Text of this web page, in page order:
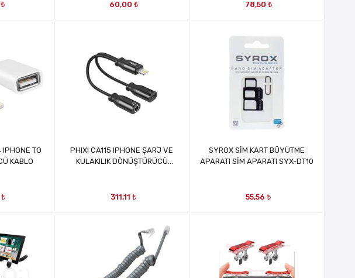
60,00 ₺ 78,50 ₺
TO
KABLO
PHIXI CA115 IPHONE ŞARJ VE
KULAKILIK DÖNÜŞTÜRÜCÜ
311,11 ₺
SYROX SİM KART BÜYÜTME
APARATI SİM APARATI SYX-DT10
55,56 ₺